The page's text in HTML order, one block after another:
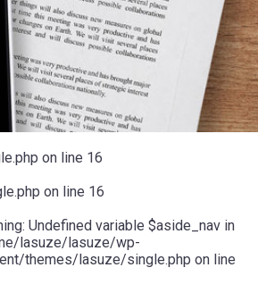
on line 16
on line 16
: Undefined variable $aside_nav in
lasuze/lasuze/wp-
themes/lasuze/single.php on line